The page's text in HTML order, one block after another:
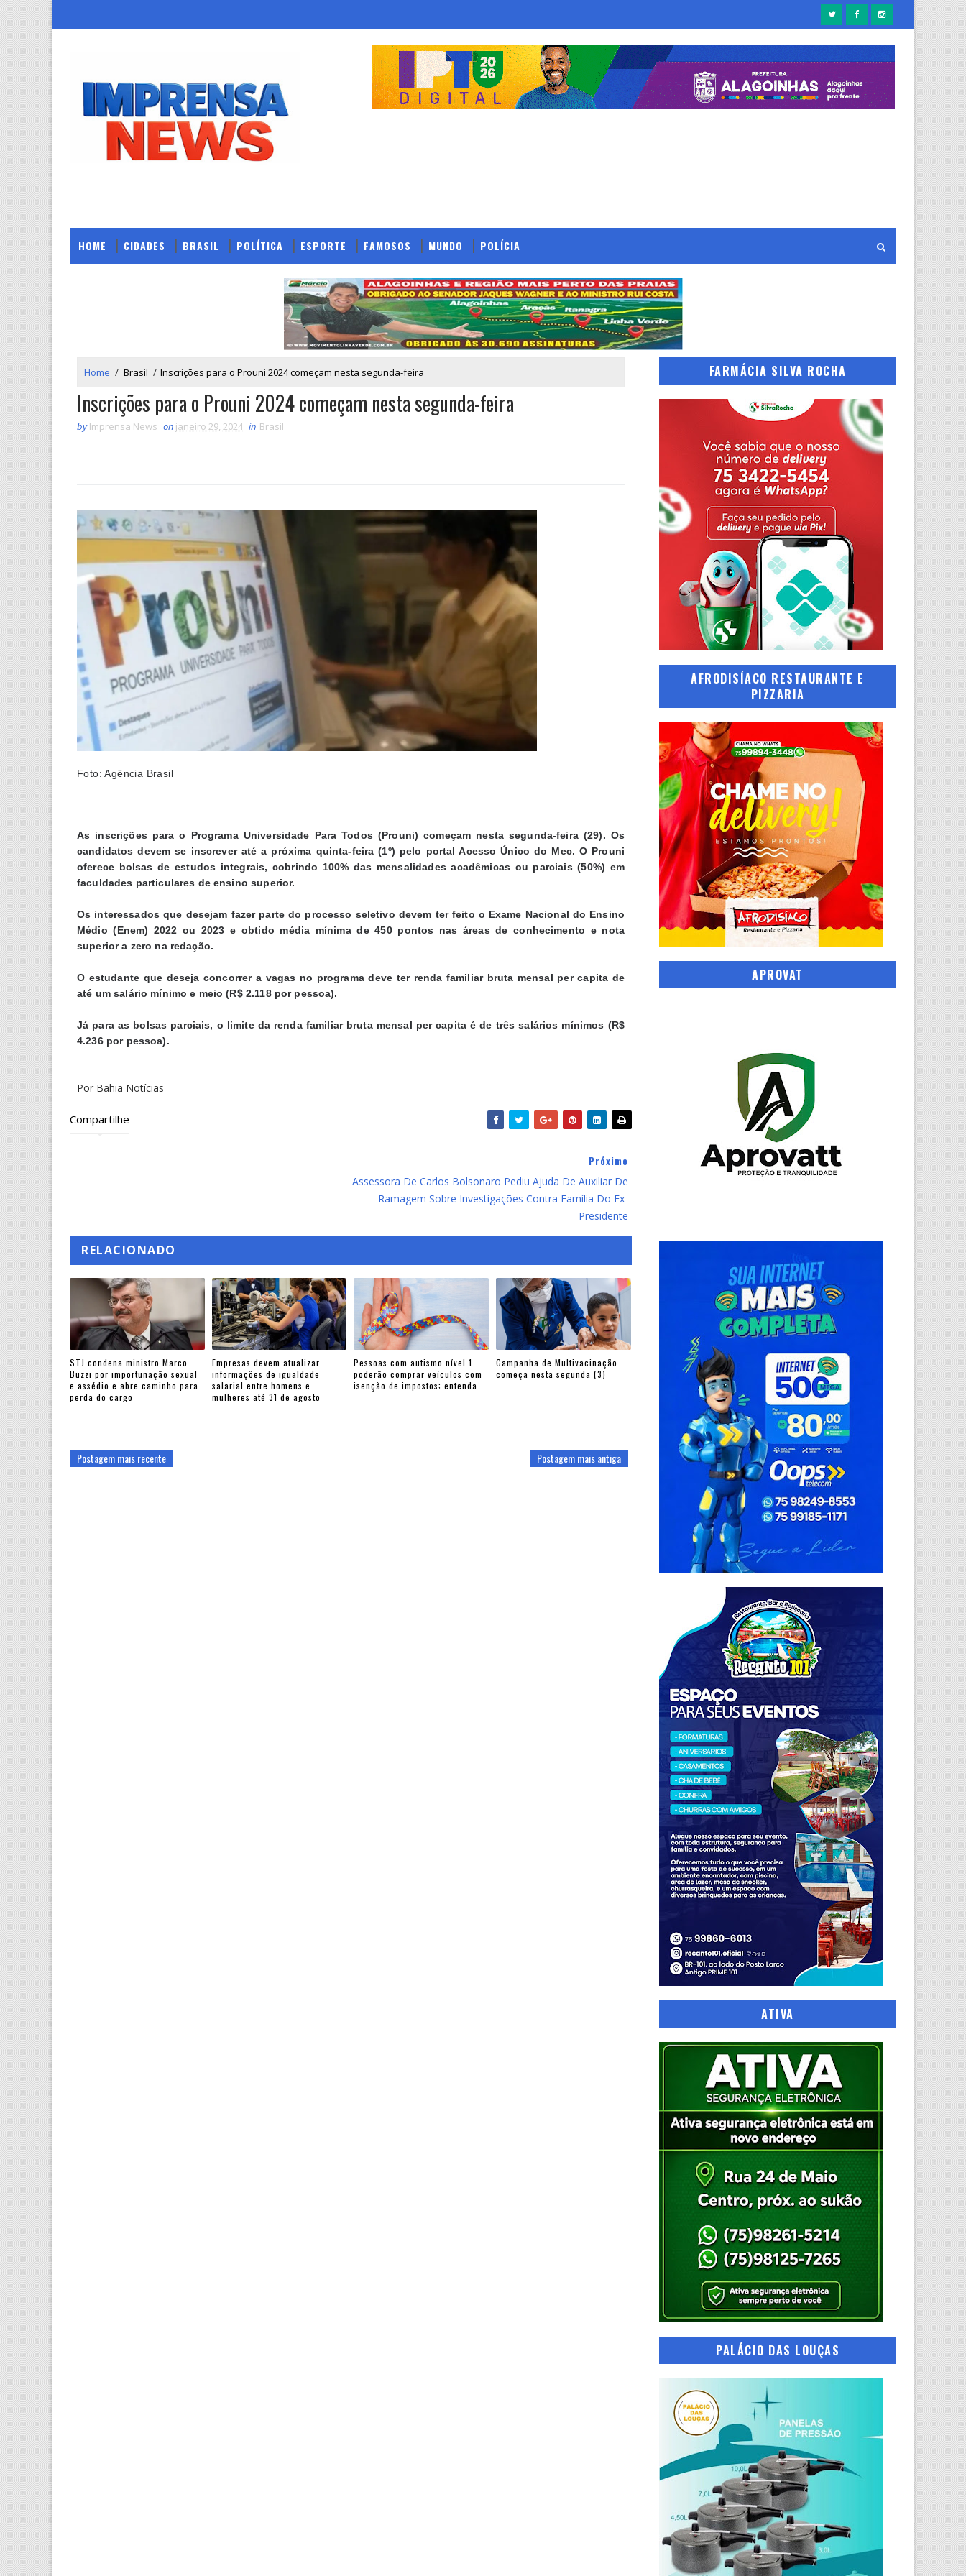
HOME CIDADES BRASIL POLÍTICA ESPORTE FAMOSOS MUNDO POLÍCIA
Home / Brasil / Inscrições para o Prouni 2024 começam nesta segunda-feira
Inscrições para o Prouni 2024 começam nesta segunda-feira
by Imprensa News on janeiro 29, 2024 in Brasil
Foto: Agência Brasil
As inscrições para o Programa Universidade Para Todos (Prouni) começam nesta segunda-feira (29). Os
candidatos devem se inscrever até a próxima quinta-feira (1º) pelo portal Acesso Único do Mec. O Prouni
oferece bolsas de estudos integrais, cobrindo 100% das mensalidades acadêmicas ou parciais (50%) em
faculdades particulares de ensino superior.
Os interessados que desejam fazer parte do processo seletivo devem ter feito o Exame Nacional do Ensino
Médio (Enem) 2022 ou 2023 e obtido média mínima de 450 pontos nas áreas de conhecimento e nota
superior a zero na redação.
O estudante que deseja concorrer a vagas no programa deve ter renda familiar bruta mensal per capita de
até um salário mínimo e meio (R$ 2.118 por pessoa).
Já para as bolsas parciais, o limite da renda familiar bruta mensal per capita é de três salários mínimos (R$
4.236 por pessoa).
Por Bahia Notícias
Compartilhe
Próximo
Assessora De Carlos Bolsonaro Pediu Ajuda De Auxiliar De
Ramagem Sobre Investigações Contra Família Do Ex-
Presidente
RELACIONADO
STJ condena ministro Marco
Buzzi por importunação sexual
e assédio e abre caminho para
perda do cargo
Empresas devem atualizar
informações de igualdade
salarial entre homens e
mulheres até 31 de agosto
Pessoas com autismo nível 1
poderão comprar veículos com
isenção de impostos; entenda
Campanha de Multivacinação
começa nesta segunda (3)
Postagem mais recente Postagem mais antiga
FARMÁCIA SILVA ROCHA
AFRODISÍACO RESTAURANTE E
PIZZARIA
APROVAT
ATIVA
PALÁCIO DAS LOUÇAS